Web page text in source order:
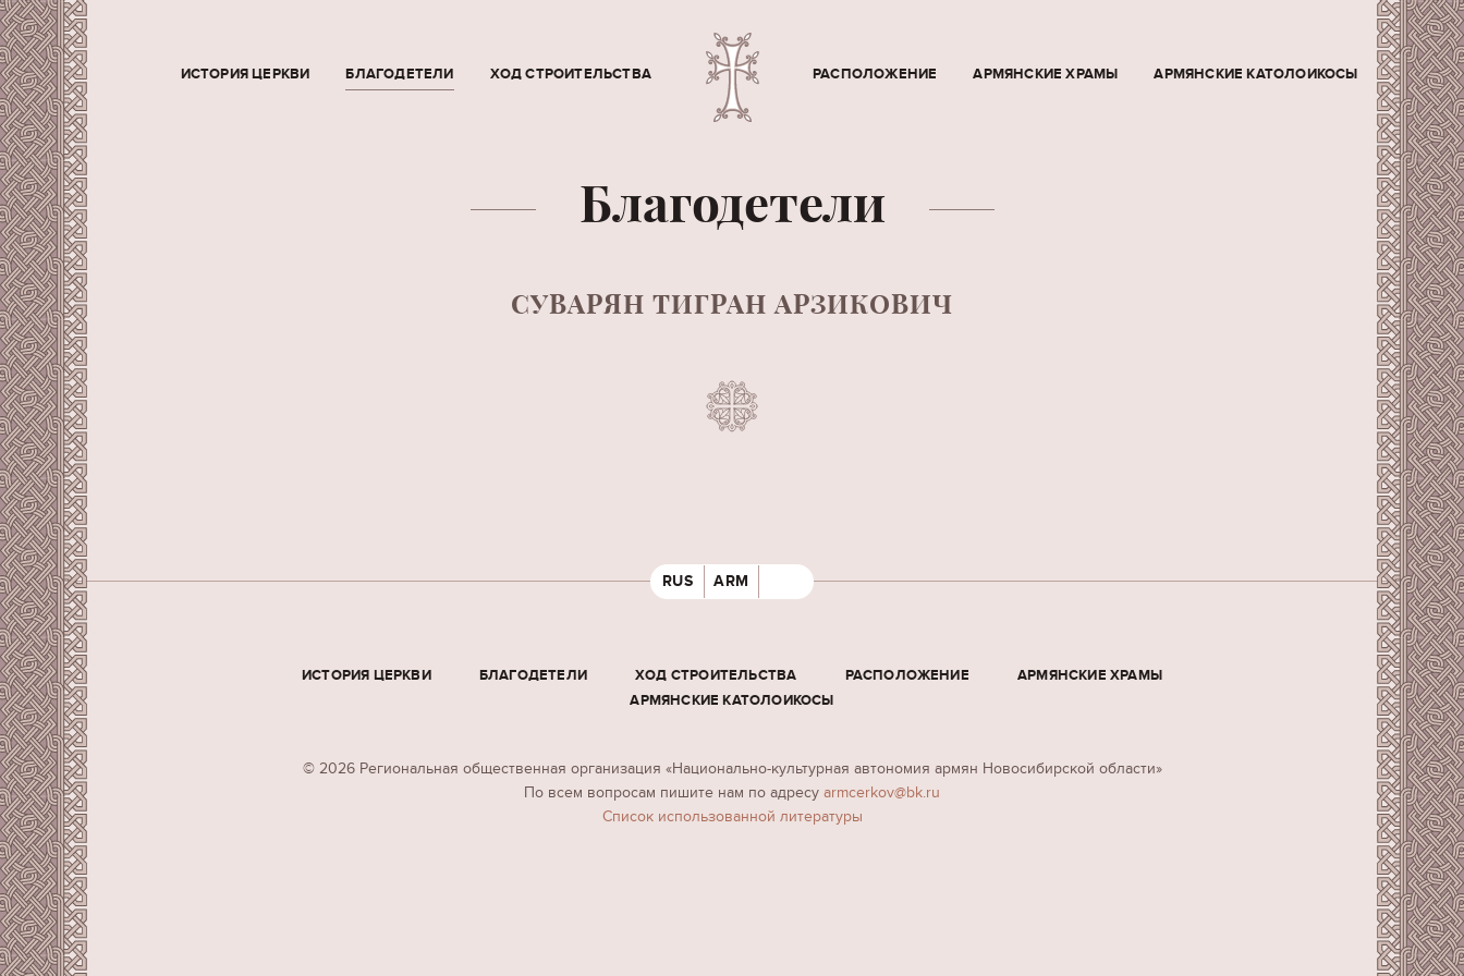
ИСТОРИЯ ЦЕРКВИ БЛАГОДЕТЕЛИ ХОД СТРОИТЕЛЬСТВА РАСПОЛОЖЕНИЕ АРМЯНСКИЕ ХРАМЫ АРМЯНСКИЕ КАТОЛОИКОСЫ
Благодетели
СУВАРЯН ТИГРАН АРЗИКОВИЧ
RUS ARM
ИСТОРИЯ ЦЕРКВИ БЛАГОДЕТЕЛИ ХОД СТРОИТЕЛЬСТВА РАСПОЛОЖЕНИЕ
АРМЯНСКИЕ ХРАМЫ
АРМЯНСКИЕ КАТОЛОИКОСЫ
© 2026 Региональная общественная организация «Национально-культурная автономия армян Новосибирской области»
По всем вопросам пишите нам по адресу armcerkov@bk.ru
Cписок использованной литературы